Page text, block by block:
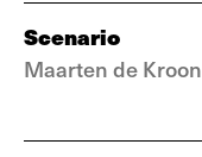
Scenario
Maarten de Kroon